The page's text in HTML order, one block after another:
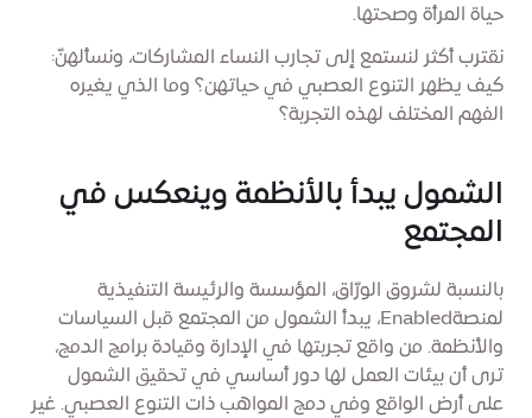
حياة المرأة وصحتها.
نقترب أكثر لنستمع إلى تجارب النساء المشاركات، ونسألهنّ:
كيف يظهر التنوع العصبي في حياتهن؟ وما الذي يغيره
الفهم المختلف لهذه التجربة؟
الشمول يبدأ بالأنظمة وينعكس في
المجتمع
بالنسبة لشروق الورّاق، المؤسسة والرئيسة التنفيذية
لمنصةEnabled، يبدأ الشمول من المجتمع قبل السياسات
والأنظمة. من واقع تجربتها في الإدارة وقيادة برامج الدمج،
ترى أن بيئات العمل لها دور أساسي في تحقيق الشمول
على أرض الواقع وفي دمج المواهب ذات التنوع العصبي. غير